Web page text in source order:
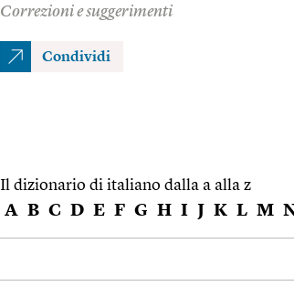
Correzioni e suggerimenti
Condividi
Il dizionario di italiano dalla a alla z
A B C D E F G H I J K L M